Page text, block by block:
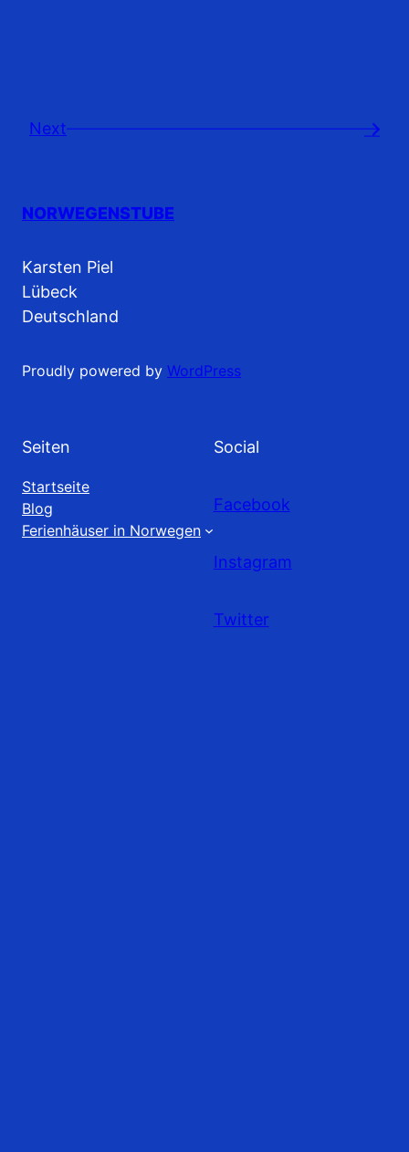
Next →
NORWEGENSTUBE
Karsten Piel
Lübeck
Deutschland
Proudly powered by WordPress
Seiten
Startseite
Blog
Ferienhäuser in Norwegen
Social
Facebook
Instagram
Twitter